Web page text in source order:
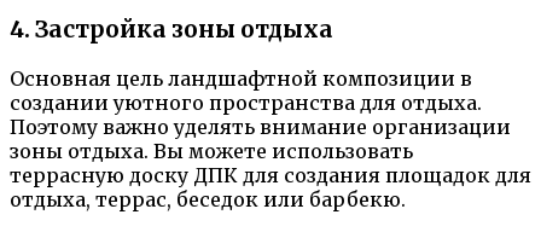
4. Застройка зоны отдыха
Основная цель ландшафтной композиции в
создании уютного пространства для отдыха.
Поэтому важно уделять внимание организации
зоны отдыха. Вы можете использовать
террасную доску ДПК для создания площадок для
отдыха, террас, беседок или барбекю.